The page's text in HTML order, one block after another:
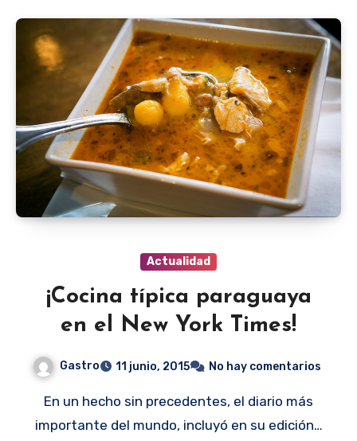
Actualidad
¡Cocina típica paraguaya
en el New York Times!
Gastro 11 junio, 2015 No hay comentarios
En un hecho sin precedentes, el diario más
importante del mundo, incluyó en su edición…